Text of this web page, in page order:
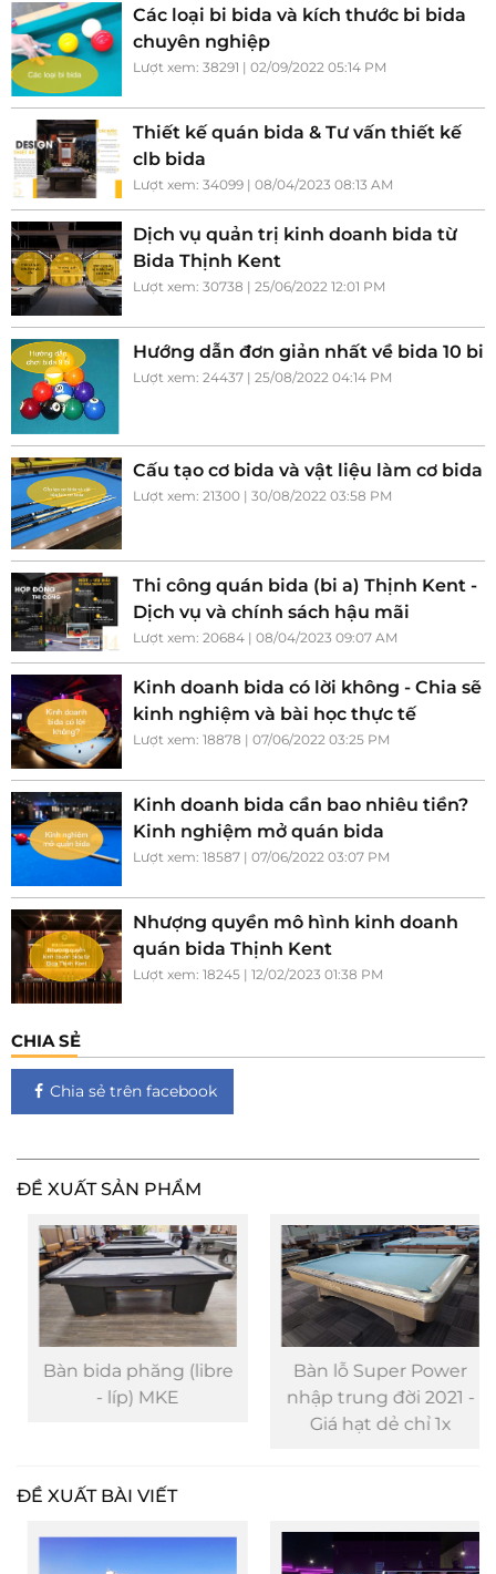
Các loại bi bida và kích thước bi bida
chuyên nghiệp
Lượt xem: 38291 | 02/09/2022 05:14 PM
Thiết kế quán bida & Tư vấn thiết kế
clb bida
Lượt xem: 34099 | 08/04/2023 08:13 AM
Dịch vụ quản trị kinh doanh bida từ
Bida Thịnh Kent
Lượt xem: 30738 | 25/06/2022 12:01 PM
Hướng dẫn đơn giản nhất về bida 10 bi
Lượt xem: 24437 | 25/08/2022 04:14 PM
Cấu tạo cơ bida và vật liệu làm cơ bida
Lượt xem: 21300 | 30/08/2022 03:58 PM
Thi công quán bida (bi a) Thịnh Kent -
Dịch vụ và chính sách hậu mãi
Lượt xem: 20684 | 08/04/2023 09:07 AM
Kinh doanh bida có lời không - Chia sẽ
kinh nghiệm và bài học thực tế
Lượt xem: 18878 | 07/06/2022 03:25 PM
Kinh doanh bida cần bao nhiêu tiền?
Kinh nghiệm mở quán bida
Lượt xem: 18587 | 07/06/2022 03:07 PM
Nhượng quyền mô hình kinh doanh
quán bida Thịnh Kent
Lượt xem: 18245 | 12/02/2023 01:38 PM
CHIA SẺ
Chia sẻ trên facebook
ĐỀ XUẤT SẢN PHẨM
Bàn bida phăng (libre
- líp) MKE
Bàn lỗ Super Power
nhập trung đời 2021 -
Giá hạt dẻ chỉ 1x
ĐỀ XUẤT BÀI VIẾT